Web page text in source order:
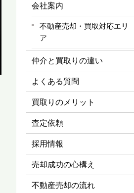
会社案内
不動産売却・買取対応エリ
ア
仲介と買取りの違い
よくある質問
買取りのメリット
査定依頼
採用情報
売却成功の心構え
不動産売却の流れ